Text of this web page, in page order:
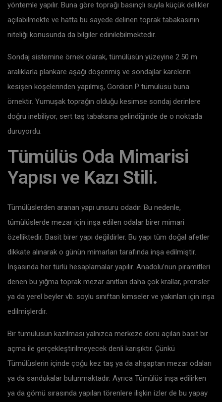
yöntemle yapılır. Buna göre toprağı basınçlı suyla küçük delikler
açılabilmekte ve hatta bu sayede delinen toprak tabakasının
niteliği konusunda da bilgiler edinilebilmektedir.
Sondaj sistemine örnek olarak, tümülüsün yüzeyine 2.50 m
aralıklarla plankare aşağı döşenmiş ve sondajlar karelerin
kesişen köşelerinden yapılmış, Gordion P tümülüsü buna
örnektir. Yumuşak toprağın olduğu kesimse sondaj derinlere
doğru inebiliyor, sert taş tabaksına gelindiğinde de o noktada
duruyordu.
Tümülüs Oda Mimarisi
Yapısı ve Kazı Stili.
Tümülüslerden aranan yapı unsuru odadır. Bu nedenle,
tümülüslerde mezar için inşa edilen odalar birer mimari
özelliktedir. Basit birer yapı değildirler. Bu yapı tüm doğal afetler
dikkate alınarak o günün mimarları tarafında inşa edilmiştir.
İnşasında her türlü hesaplamalar yapılır. Anadolu’nun piramitleri
denen bu yığma toprak mezar anıtları daha çok krallar, prensler
ya da yerel beyler vb. soylu sınıftan kimseler ve yakınları için inşa
edilmişlerdir.
Bir tümülüsün kazılması yalnızca merkeze doru açılan basit bir
açma ile gerçekleştirilmeyecek denli karışıktır. Çünkü
Tümülüslerin içinde çoğu kez taş ya da ahşaptan mezar odaları
ya da sandukalar bulunmaktadır. Ayrıca Tümülüs inşa edilirken
ya da gömü sırasında yapılan törenlere ilişkin izler de bu yapay